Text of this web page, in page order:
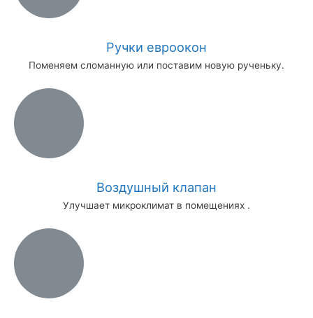
Ручки евроокон
Поменяем сломанную или поставим новую рученьку.
Воздушный клапан
Улучшает микроклимат в помещениях .